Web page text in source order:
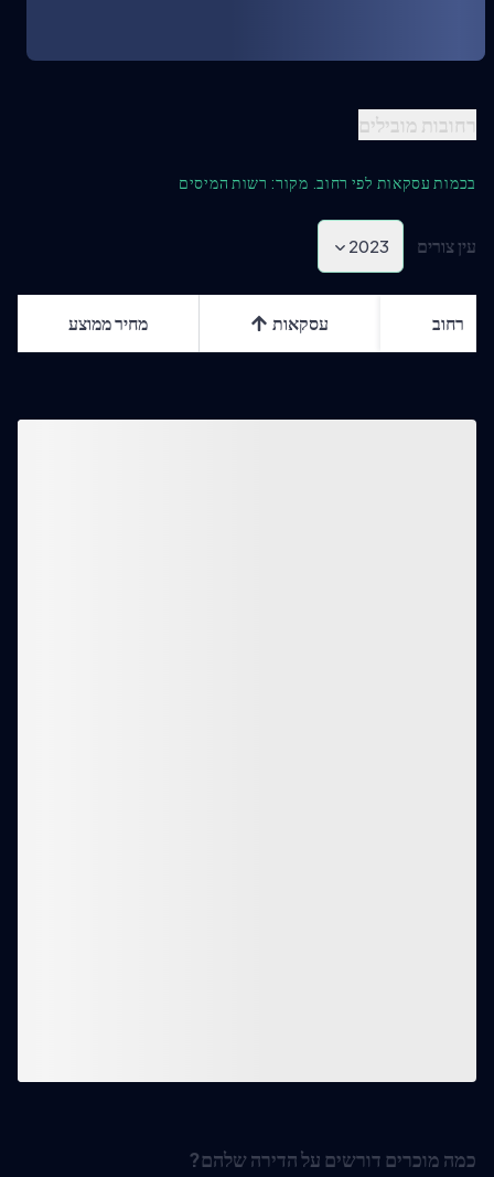
רחובות מובילים
בכמות עסקאות לפי רחוב. מקור: רשות המיסים
2023 עין צורים
רחוב עסקאות מחיר ממוצע
כמה מוכרים דורשים על הדירה שלהם?